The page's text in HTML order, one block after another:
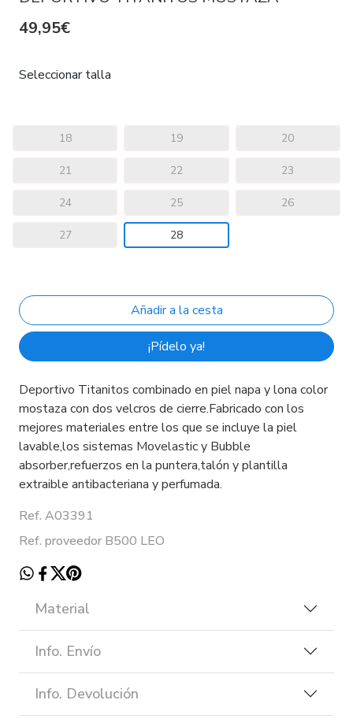
49,95€
Seleccionar talla
18 19 20
21 22 23
24 25 26
27 28
¡Pídelo ya!
Deportivo Titanitos combinado en piel napa y lona color
mostaza con dos velcros de cierre.Fabricado con los
mejores materiales entre los que se incluye la piel
lavable,los sistemas Movelastic y Bubble
absorber,refuerzos en la puntera,talón y plantilla
extraible antibacteriana y perfumada.
Ref. A03391
Ref. proveedor B500 LEO
Material
Info. Envío
Info. Devolución